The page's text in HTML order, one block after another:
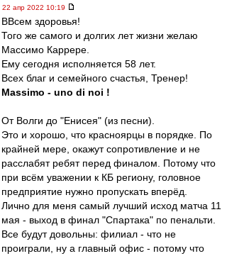
22 апр 2022 10:19
ВВсем здоровья!
Того же самого и долгих лет жизни желаю
Массимо Каррере.
Ему сегодня исполняется 58 лет.
Всех благ и семейного счастья, Тренер!
Massimo - uno di noi !
От Волги до "Енисея" (из песни).
Это и хорошо, что красноярцы в порядке. По
крайней мере, окажут сопротивление и не
расслабят ребят перед финалом. Потому что
при всём уважении к КБ региону, головное
предприятие нужно пропускать вперёд.
Лично для меня самый лучший исход матча 11
мая - выход в финал "Спартака" по пенальти.
Все будут довольны: филиал - что не
проиграли, ну а главный офис - потому что